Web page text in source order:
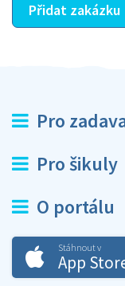
Přidat zakázku
Pro
Pro šikuly
O portálu
Stáhnout v
App